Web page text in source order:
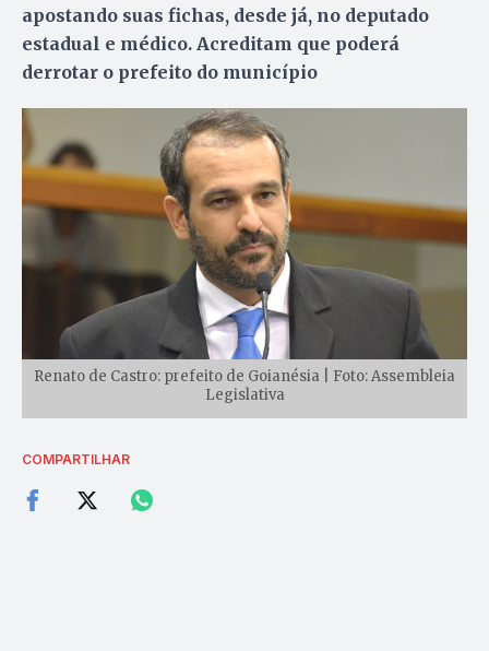
apostando suas fichas, desde já, no deputado
estadual e médico. Acreditam que poderá
derrotar o prefeito do município
Renato de Castro: prefeito de Goianésia | Foto: Assembleia
Legislativa
COMPARTILHAR